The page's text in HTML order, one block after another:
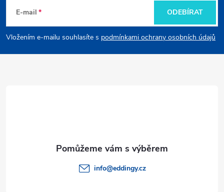
p
a
E-mail
Vložením e-mailu souhlasíte s podmínkami ochrany osobních údajů
ODEBÍRAT
info@eddingy.cz